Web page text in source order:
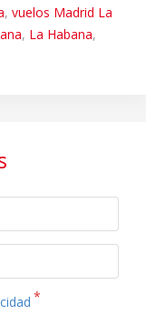
, vuelos Madrid La
, La Habana,